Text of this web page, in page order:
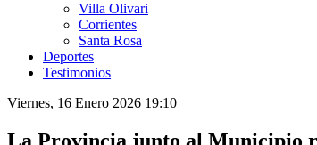
Villa Olivari
Corrientes
Santa Rosa
Deportes
Testimonios
Viernes, 16 Enero 2026 19:10